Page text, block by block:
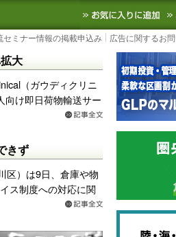
サイト
SCMなど国内外の最新の物流ニ
セミナー情報の掲載申込み 広告に関するお
大
（ガウディクリニ
向け即日荷物輸送サー
きず
区）は9日、倉庫や物
ス制度への対応に関